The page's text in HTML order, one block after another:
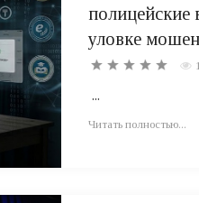
уловке
...
Читать полностью...